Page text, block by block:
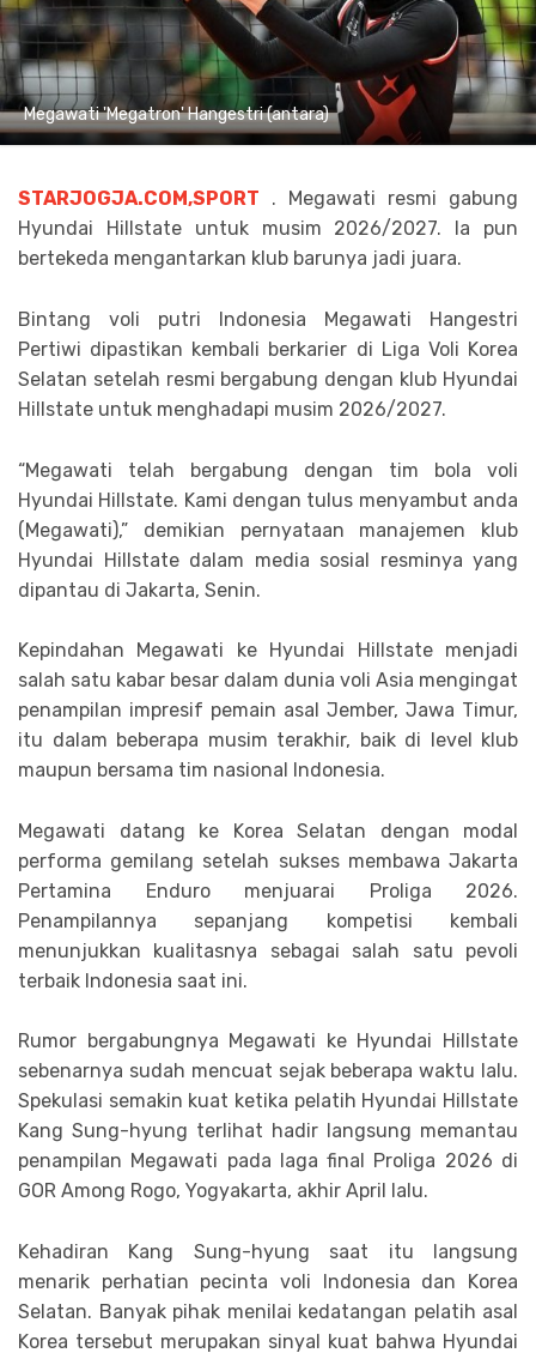
Megawati 'Megatron' Hangestri (antara)
STARJOGJA.COM,SPORT
. Megawati resmi gabung
Hyundai Hillstate untuk musim 2026/2027. Ia pun
bertekeda mengantarkan klub barunya jadi juara.
Bintang voli putri Indonesia Megawati Hangestri
Pertiwi dipastikan kembali berkarier di Liga Voli Korea
Selatan setelah resmi bergabung dengan klub Hyundai
Hillstate untuk menghadapi musim 2026/2027.
“Megawati telah bergabung dengan tim bola voli
Hyundai Hillstate. Kami dengan tulus menyambut anda
(Megawati),” demikian pernyataan manajemen klub
Hyundai Hillstate dalam media sosial resminya yang
dipantau di Jakarta, Senin.
Kepindahan Megawati ke Hyundai Hillstate menjadi
salah satu kabar besar dalam dunia voli Asia mengingat
penampilan impresif pemain asal Jember, Jawa Timur,
itu dalam beberapa musim terakhir, baik di level klub
maupun bersama tim nasional Indonesia.
Megawati datang ke Korea Selatan dengan modal
performa gemilang setelah sukses membawa Jakarta
Pertamina Enduro menjuarai Proliga 2026.
Penampilannya sepanjang kompetisi kembali
menunjukkan kualitasnya sebagai salah satu pevoli
terbaik Indonesia saat ini.
Rumor bergabungnya Megawati ke Hyundai Hillstate
sebenarnya sudah mencuat sejak beberapa waktu lalu.
Spekulasi semakin kuat ketika pelatih Hyundai Hillstate
Kang Sung-hyung terlihat hadir langsung memantau
penampilan Megawati pada laga final Proliga 2026 di
GOR Among Rogo, Yogyakarta, akhir April lalu.
Kehadiran Kang Sung-hyung saat itu langsung
menarik perhatian pecinta voli Indonesia dan Korea
Selatan. Banyak pihak menilai kedatangan pelatih asal
Korea tersebut merupakan sinyal kuat bahwa Hyundai